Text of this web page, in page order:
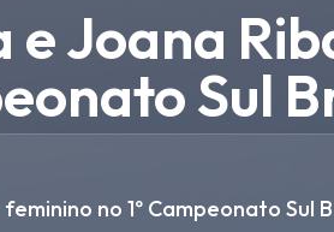
Joana
Sul
no 1º Campeonato Sul